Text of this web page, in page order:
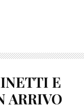
E
ARRIVO